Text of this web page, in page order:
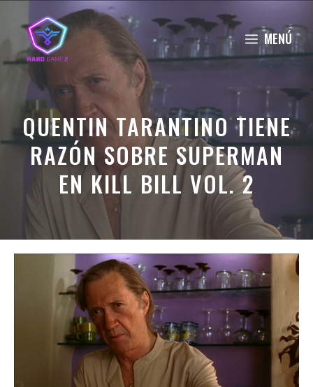
contenido
MENÚ
QUENTIN TARANTINO TIENE
RAZÓN SOBRE SUPERMAN
EN KILL BILL VOL. 2